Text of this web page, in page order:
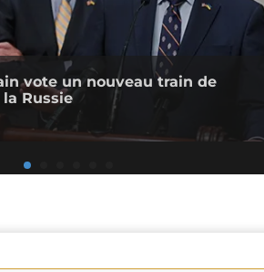
vote un nouveau train de
Russie